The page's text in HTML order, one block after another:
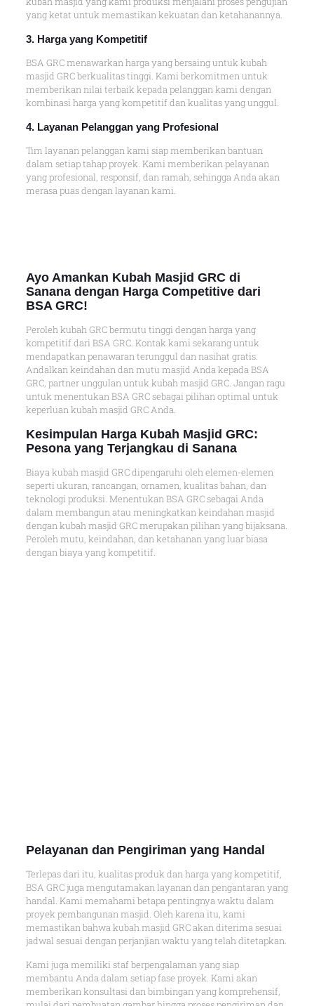
yang ketat untuk memastikan kekuatan dan ketahanannya.
3. Harga yang Kompetitif
BSA GRC menawarkan harga yang bersaing untuk kubah
masjid GRC berkualitas tinggi. Kami berkomitmen untuk
memberikan nilai terbaik kepada pelanggan kami dengan
kombinasi harga yang kompetitif dan kualitas yang unggul.
4. Layanan Pelanggan yang Profesional
Tim layanan pelanggan kami siap memberikan bantuan
dalam setiap tahap proyek. Kami memberikan pelayanan
yang profesional, responsif, dan ramah, sehingga Anda akan
merasa puas dengan layanan kami.
Ayo Amankan Kubah Masjid GRC di
Sanana dengan Harga Competitive dari
BSA GRC!
Peroleh kubah GRC bermutu tinggi dengan harga yang
kompetitif dari BSA GRC. Kontak kami sekarang untuk
mendapatkan penawaran terunggul dan nasihat gratis.
Andalkan keindahan dan mutu masjid Anda kepada BSA
GRC, partner unggulan untuk kubah masjid GRC. Jangan ragu
untuk menentukan BSA GRC sebagai pilihan optimal untuk
keperluan kubah masjid GRC Anda.
Kesimpulan Harga Kubah Masjid GRC:
Pesona yang Terjangkau di Sanana
Biaya kubah masjid GRC dipengaruhi oleh elemen-elemen
seperti ukuran, rancangan, ornamen, kualitas bahan, dan
teknologi produksi. Menentukan BSA GRC sebagai Anda
dalam membangun atau meningkatkan keindahan masjid
dengan kubah masjid GRC merupakan pilihan yang bijaksana.
Peroleh mutu, keindahan, dan ketahanan yang luar biasa
dengan biaya yang kompetitif.
Pelayanan dan Pengiriman yang Handal
Terlepas dari itu, kualitas produk dan harga yang kompetitif,
BSA GRC juga mengutamakan layanan dan pengantaran yang
handal. Kami memahami betapa pentingnya waktu dalam
proyek pembangunan masjid. Oleh karena itu, kami
memastikan bahwa kubah masjid GRC akan diterima sesuai
jadwal sesuai dengan perjanjian waktu yang telah ditetapkan.
Kami juga memiliki staf berpengalaman yang siap
membantu Anda dalam setiap fase proyek. Kami akan
memberikan konsultasi dan bimbingan yang komprehensif,